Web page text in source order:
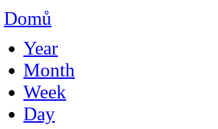
Domů
Year
Month
Week
Day